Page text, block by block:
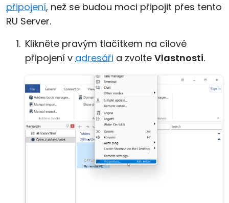
připojení, než se budou moci připojit přes tento
RU Server.
Klikněte pravým tlačítkem na cílové
připojení v adresáři a zvolte Vlastnosti.